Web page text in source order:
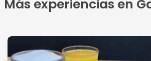
Más experiencias en